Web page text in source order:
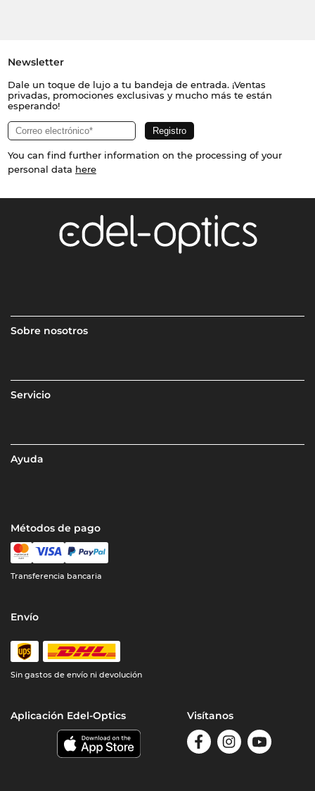
Newsletter
Dale un toque de lujo a tu bandeja de entrada. ¡Ventas
privadas, promociones exclusivas y mucho más te están
esperando!
You can find further information on the processing of your
personal data here
Sobre nosotros
Servicio
Ayuda
Métodos de pago
Transferencia bancaria
Envío
Sin gastos de envío ni devolución
Aplicación Edel-Optics Visítanos